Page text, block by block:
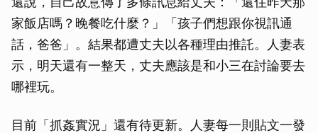
家飯店嗎？晚餐吃什麼？」「孩子們想跟你視訊通
話，爸爸」。結果都遭丈夫以各種理由推託。人妻表
示，明天還有一整天，丈夫應該是和小三在討論要去
哪裡玩。
目前「抓姦實況」還有待更新。人妻每一則貼文一發